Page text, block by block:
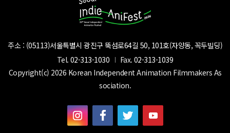
주소 : (05113)서울특별시 광진구 뚝섬로64길 50, 101호(자양동, 꼭두빌딩)
Tel. 02-313-1030 Fax. 02-313-1039
Copyright(c) 2026 Korean Independent Animation Filmmakers As
sociation.